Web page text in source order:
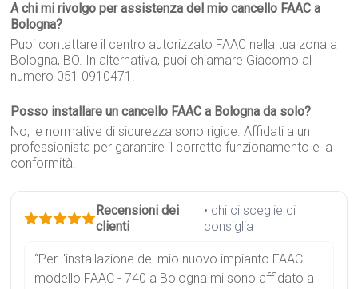
A chi mi rivolgo per assistenza del mio cancello FAAC a
Bologna?
Puoi contattare il centro autorizzato FAAC nella tua zona a
Bologna, BO. In alternativa, puoi chiamare Giacomo al
numero 051 0910471.
Posso installare un cancello FAAC a Bologna da solo?
No, le normative di sicurezza sono rigide. Affidati a un
professionista per garantire il corretto funzionamento e la
conformità.
Recensioni dei
clienti
• chi ci sceglie ci
consiglia
“Per l'installazione del mio nuovo impianto FAAC
modello FAAC - 740 a Bologna mi sono affidato a